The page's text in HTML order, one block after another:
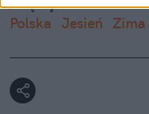
Polska Jesień Zima